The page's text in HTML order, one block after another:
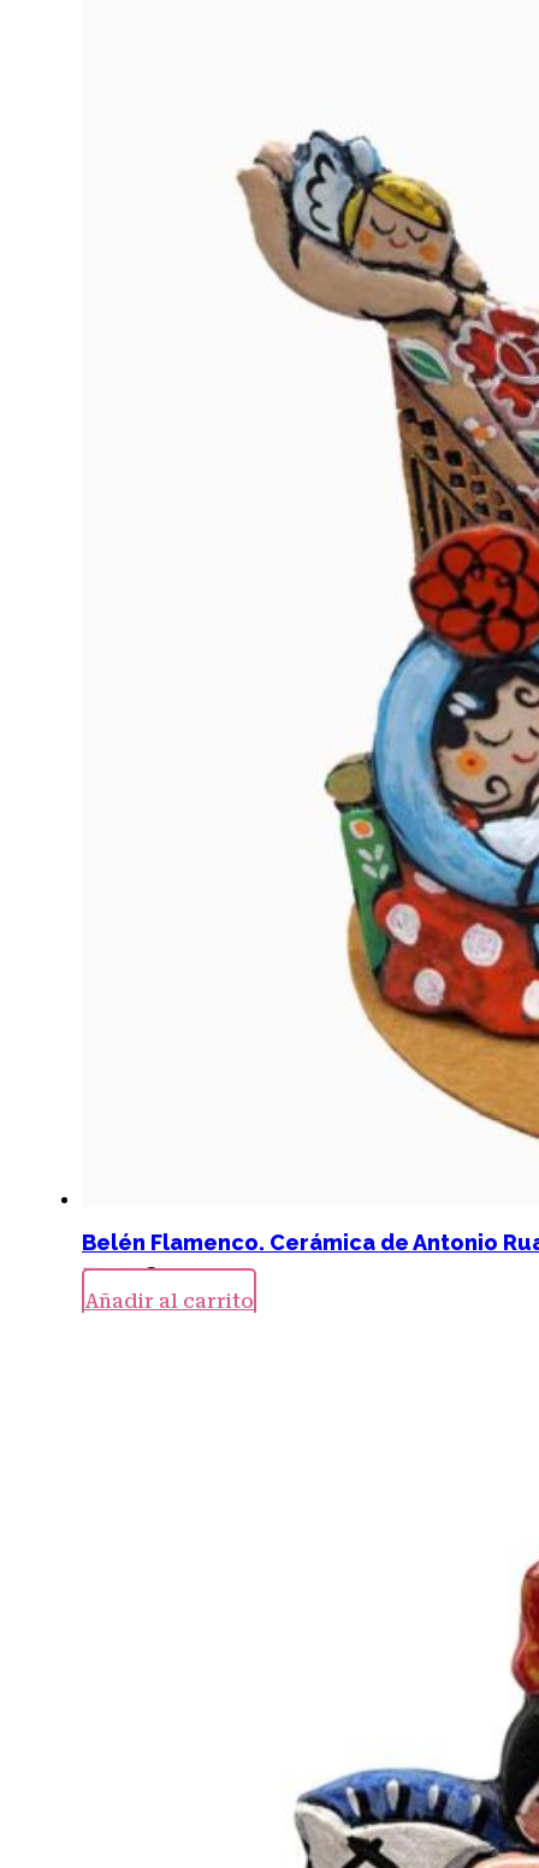
Belén Flamenco. Cerámica de Antonio
59,00€
Añadir al carrito